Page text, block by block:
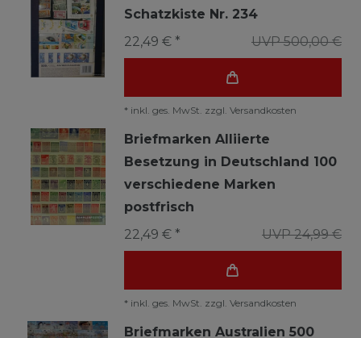
Schatzkiste Nr. 234
UVP 500,00 €
22,49 € *
* inkl. ges. MwSt. zzgl. Versandkosten
Briefmarken Alliierte
Besetzung in Deutschland 100
verschiedene Marken
postfrisch
UVP 24,99 €
22,49 € *
* inkl. ges. MwSt. zzgl. Versandkosten
Briefmarken Australien 500